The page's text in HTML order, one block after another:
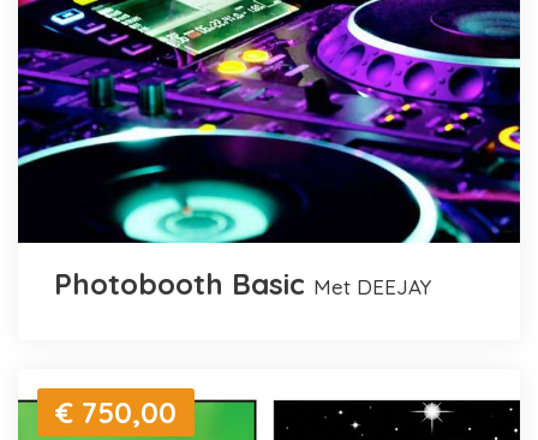
Photobooth Basic met DEEJAY
€ 750,00